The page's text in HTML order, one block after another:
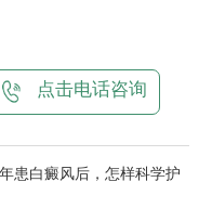
点击电话咨询
患白癜风后，怎样科学护